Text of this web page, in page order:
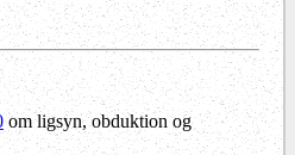
om ligsyn, obduktion og